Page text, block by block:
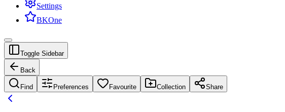
Settings
BKOne
Toggle Sidebar
Back
Find Preferences Favourite Collection Share